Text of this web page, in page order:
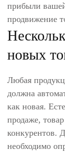
прибыли
продвижение
новых
Любая
должна
как новая.
продаже,
конкурентов.
необходимо